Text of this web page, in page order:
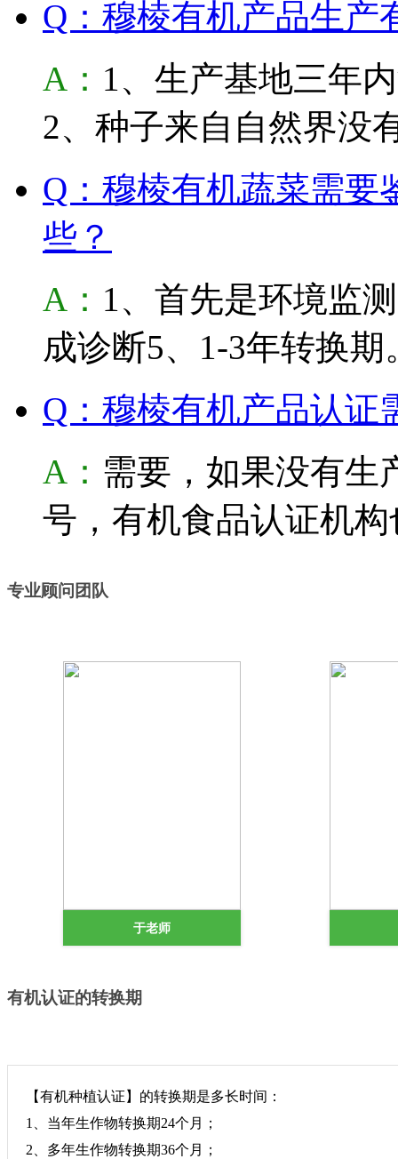
Q：穆棱有机产品生产
A： 1、生产基地三年
2、种子来自自然界没
Q：穆棱有机蔬菜需要
些？
A： 1、首先是环境监
成诊断5、1-3年转换期
Q：穆棱有机产品认证
A： 需要，如果没有生
号，有机食品认证机
专业顾问团队
于老师
有机认证的转换期
【有机种植认证】的转换期是多长时间：
1、当年生作物转换期24个月；
2、多年生作物转换期36个月；